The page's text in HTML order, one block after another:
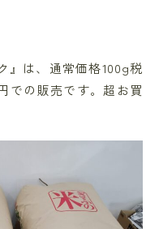
』は、通常価格100g税
での販売です。超お買